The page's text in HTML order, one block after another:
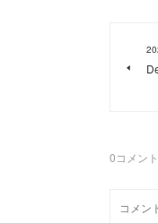
0コメント